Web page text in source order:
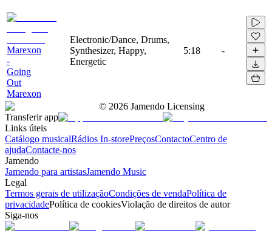
Marexon
-
Going
Out
Marexon
Electronic/Dance, Drums,
Synthesizer, Happy,
Energetic
5:18 -
© 2026 Jamendo Licensing
Transferir app
Links úteis
Catálogo musicalRádios In-storePreçosContactoCentro de
ajudaContacte-nos
Jamendo
Jamendo para artistasJamendo Music
Legal
Termos gerais de utilizaçãoCondições de vendaPolítica de
privacidadePolítica de cookiesViolação de direitos de autor
Siga-nos